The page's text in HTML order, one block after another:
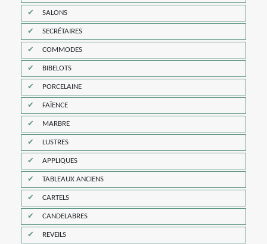
SALONS
SECRÉTAIRES
COMMODES
BIBELOTS
PORCELAINE
FAÏENCE
MARBRE
LUSTRES
APPLIQUES
TABLEAUX ANCIENS
CARTELS
CANDELABRES
REVEILS